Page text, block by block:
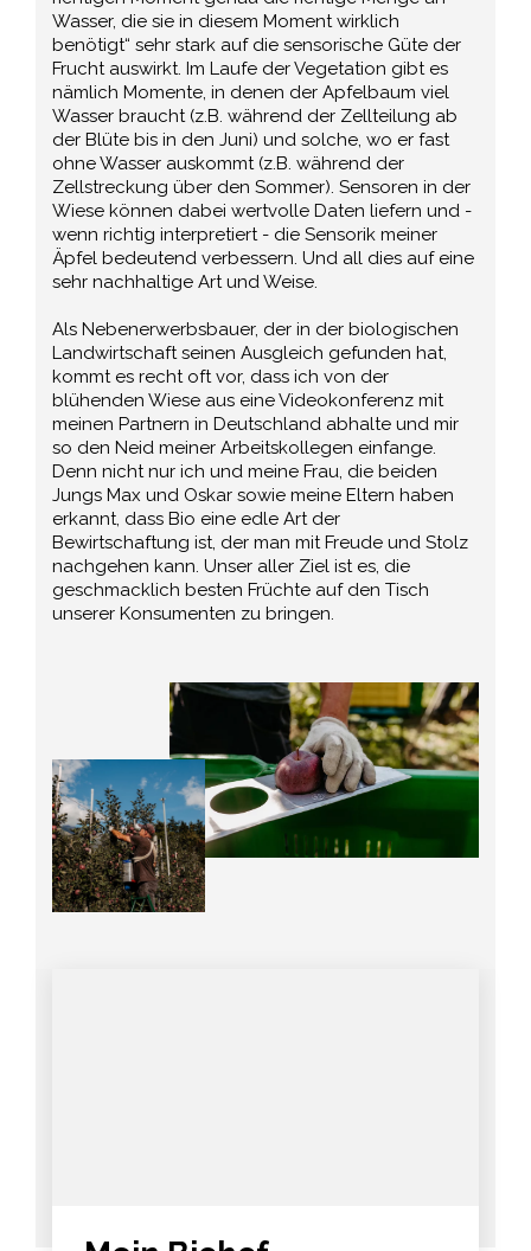
Wasser, die sie in diesem Moment wirklich
benötigt“ sehr stark auf die sensorische Güte der
Frucht auswirkt. Im Laufe der Vegetation gibt es
nämlich Momente, in denen der Apfelbaum viel
Wasser braucht (z.B. während der Zellteilung ab
der Blüte bis in den Juni) und solche, wo er fast
ohne Wasser auskommt (z.B. während der
Zellstreckung über den Sommer). Sensoren in der
Wiese können dabei wertvolle Daten liefern und -
wenn richtig interpretiert - die Sensorik meiner
Äpfel bedeutend verbessern. Und all dies auf eine
sehr nachhaltige Art und Weise.
Als Nebenerwerbsbauer, der in der biologischen
Landwirtschaft seinen Ausgleich gefunden hat,
kommt es recht oft vor, dass ich von der
blühenden Wiese aus eine Videokonferenz mit
meinen Partnern in Deutschland abhalte und mir
so den Neid meiner Arbeitskollegen einfange.
Denn nicht nur ich und meine Frau, die beiden
Jungs Max und Oskar sowie meine Eltern haben
erkannt, dass Bio eine edle Art der
Bewirtschaftung ist, der man mit Freude und Stolz
nachgehen kann. Unser aller Ziel ist es, die
geschmacklich besten Früchte auf den Tisch
unserer Konsumenten zu bringen.